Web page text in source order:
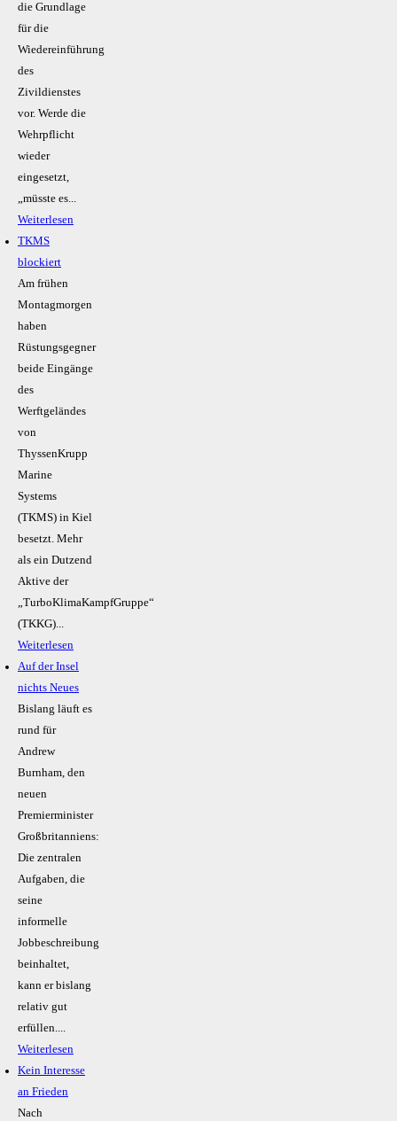
die Grundlage
für die
Wiedereinführung
des
Zivildienstes
vor. Werde die
Wehrpflicht
wieder
eingesetzt,
„müsste es...
Weiterlesen
TKMS
blockiert
Am frühen
Montagmorgen
haben
Rüstungsgegner
beide Eingänge
des
Werftgeländes
von
ThyssenKrupp
Marine
Systems
(TKMS) in Kiel
besetzt. Mehr
als ein Dutzend
Aktive der
„TurboKlimaKampfGruppe“
(TKKG)...
Weiterlesen
Auf der Insel
nichts Neues
Bislang läuft es
rund für
Andrew
Burnham, den
neuen
Premierminister
Großbritanniens:
Die zentralen
Aufgaben, die
seine
informelle
Jobbeschreibung
beinhaltet,
kann er bislang
relativ gut
erfüllen....
Weiterlesen
Kein Inte­resse
an Frieden
Nach